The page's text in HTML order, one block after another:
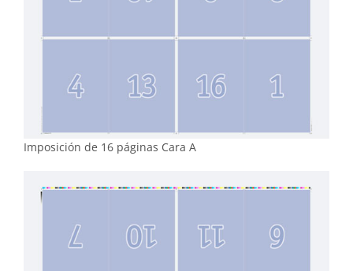
Imposición de 16 páginas Cara A